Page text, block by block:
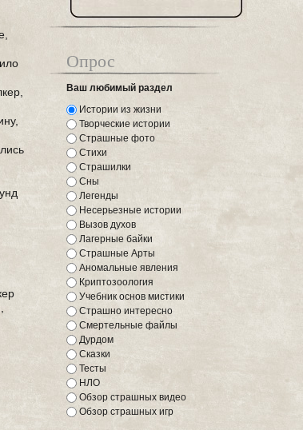
Опрос
Ваш любимый раздел
Истории из жизни
Творческие истории
Страшные фото
Стихи
Страшилки
Сны
Легенды
Несерьезные истории
Вызов духов
Лагерные байки
Страшные Арты
Аномальные явления
Криптозоология
Учебник основ мистики
Страшно интересно
Смертельные файлы
Дурдом
Сказки
Тесты
НЛО
Обзор страшных видео
Обзор страшных игр